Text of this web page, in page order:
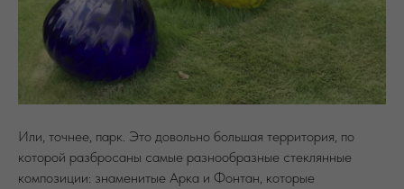
Или, точнее, парк. Это довольно большая территория, по
которой разбросаны самые разнообразные стеклянные
композиции: знаменитые Арка и Фонтан, которые